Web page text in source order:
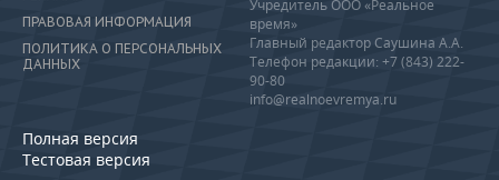
ПРАВОВАЯ ИНФОРМАЦИЯ
ПОЛИТИКА О ПЕРСОНАЛЬНЫХ
ДАННЫХ
Полная версия
Тестовая версия
Учредитель ООО «Реальное
время»
Главный редактор Саушина А.А.
Телефон редакции: +7 (843) 222-
90-80
info@realnoevremya.ru